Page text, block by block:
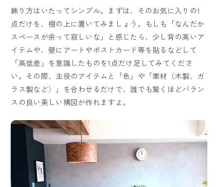
飾り方はいたってシンプル。まずは、そのお気に入りの1
点だけを、棚の上に置いてみましょう。もしも「なんだか
スペースが余って寂しいな」と感じたら、少し背の高いア
イテムや、壁にアートやポストカード等を貼るなどして
「高低差」を意識したものを1点だけ足してみてくださ
い。その際、主役のアイテムと「色」や「素材（木製、ガ
ラス製など）」を合わせるだけで、誰でも驚くほどバラン
スの良い美しい構図が作れますよ。